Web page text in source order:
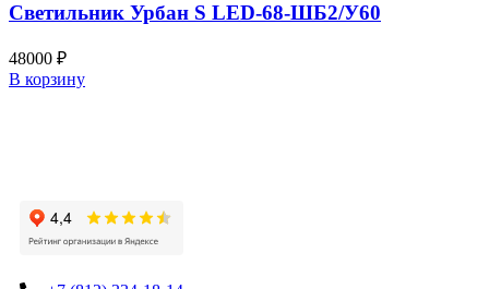
Светильник Урбан S LED-68-ШБ2/У60
48000 ₽
В корзину